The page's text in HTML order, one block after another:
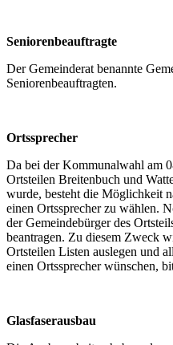
Seniorenbeauftragte
Der Gemeinderat benannte
Seniorenbeauftragten.
Ortssprecher
Da bei der Kommunalwahl am
Ortsteilen Breitenbuch und
wurde, besteht die Möglichkeit
einen Ortssprecher zu wählen.
der Gemeindebürger des
beantragen. Zu diesem Zweck
Ortsteilen Listen auslegen und
einen Ortssprecher wünschen,
Glasfaserausbau